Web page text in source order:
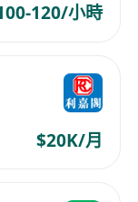
120/小時
$20K/月